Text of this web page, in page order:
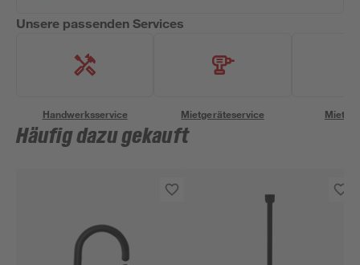
Unsere passenden Services
Handwerksservice Mietgeräteservice
Häufig dazu gekauft